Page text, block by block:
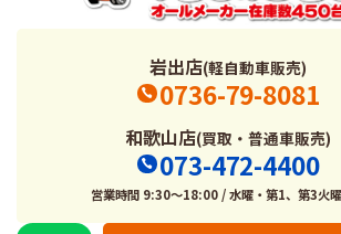
岩出店(軽自動車販売)
0736-79-8081
和歌山店(買取・普通車販売)
073-472-4400
営業時間 9:30～18:00 / 水曜・第1、第3火